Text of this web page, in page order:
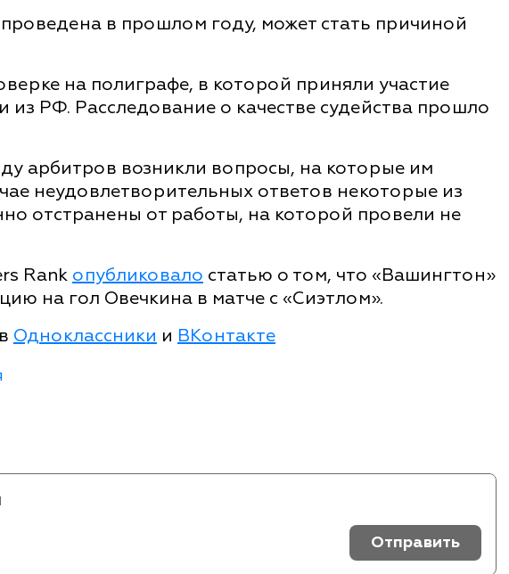
в прошлом году, может стать причиной
на полиграфе, в которой приняли участие
из РФ. Расследование о качестве судейства прошло
арбитров возникли вопросы, на которые им
неудовлетворительных ответов некоторые из
отстранены от работы, на которой провели не
Rank опубликовало статью о том, что «Вашингтон»
на гол Овечкина в матче с «Сиэтлом».
Одноклассники и ВКонтакте
Отправить